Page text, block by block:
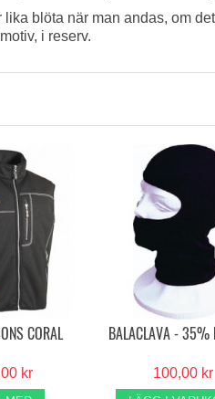
blöta när man andas, om
i reserv.
CORAL
kr
BALACLAVA - 35%
100,00 kr